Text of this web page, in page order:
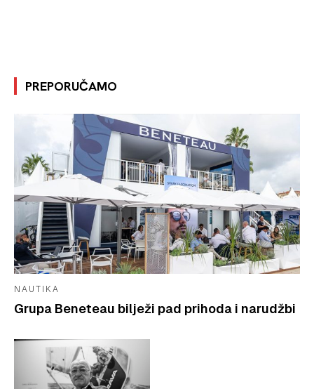
PREPORUČAMO
NAUTIKA
Grupa Beneteau bilježi pad prihoda i narudžbi